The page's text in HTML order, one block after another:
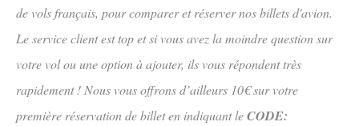
de vols français, pour comparer et réserver nos billets d'avion.
Le service client est top et si vous avez la moindre question sur
votre vol ou une option à ajouter, ils vous répondent très
rapidement ! Nous vous offrons d’ailleurs 10€ sur votre
première réservation de billet en indiquant leCODE: